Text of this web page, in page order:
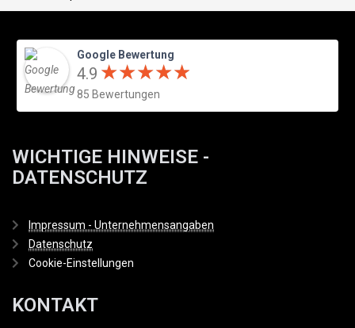
Google Bewertung
4.9 ★★★★★
★★★★★
85 Bewertungen
WICHTIGE HINWEISE -
DATENSCHUTZ
Impressum - Unternehmensangaben
Datenschutz
Cookie-Einstellungen
KONTAKT